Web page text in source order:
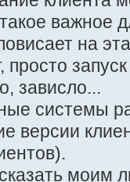
важное
на
просто
зависло...
системы
версии
моим